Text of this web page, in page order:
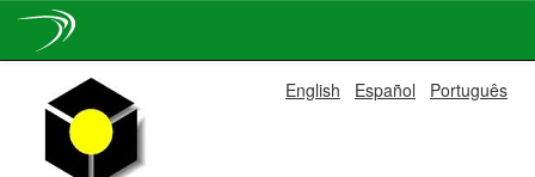
navigation
English Español Português